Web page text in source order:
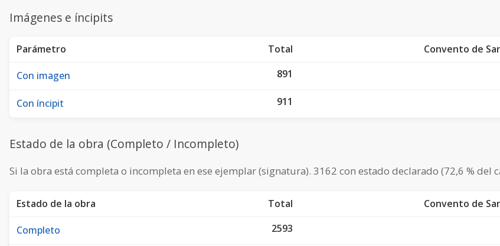
Imágenes e íncipits
Parámetro Total Convento de
Con imagen 891
Con íncipit 911
Estado de la obra (Completo / Incompleto)
Si la obra está completa o incompleta en ese ejemplar (signatura). 3162 con estado declarado (72,6 % del
Estado de la obra Total Convento de
Completo 2593